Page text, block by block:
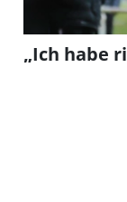
„Ich habe